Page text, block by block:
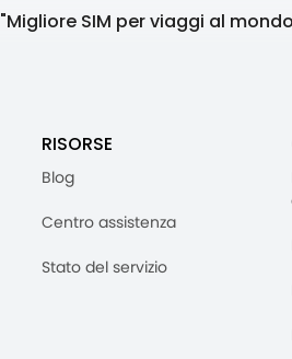
"Migliore SIM per viaggi al
RISORSE
Blog
Centro assistenza
Stato del servizio